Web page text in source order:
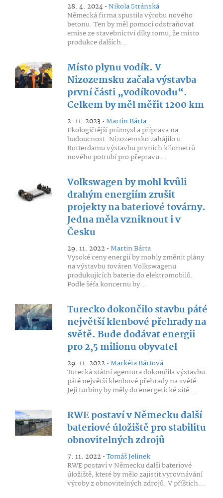
28. 4. 2024 •Nikola Stránská
Německá firma spustila výrobu nového
betonu. Ten by měl pomoci odstraňovat
emise ze stavebnictví díky tomu, že místo
produkce dalších...
Místo plynu vodík. V
Nizozemsku začala výstavba
první části „vodíkovodu“.
Celkem by měl měřit 1200 km
2. 11. 2023 •Martin Bárta
Ekologičtější průmysl a příprava na
budoucnost. Nizozemsko zahájilo u
Rotterdamu výstavbu prvních kilometrů
nového potrubí pro přepravu...
Volkswagen by mohl kvůli
drahým energiím zrušit
projekty na bateriové továrny.
Jedna měla vzniknout i v
Česku
29. 11. 2022 •Martin Bárta
Vysoké ceny energií by mohly změnit plány
na výstavbu továren Volkswagenu
produkujících baterie do elektromobilů.
Podle šéfa koncernu by...
Turecko dokončilo stavbu páté
největší klenbové přehrady na
světě. Bude dodávat energii
pro 2,5 milionu obyvatel
29. 11. 2022 •Markéta Bártová
Turecká státní agentura dokončila výstavbu
páté největší klenbové přehrady na světě.
Její turbíny by měly do energetické sítě...
RWE postaví v Německu další
bateriové úložiště pro stabilitu
obnovitelných zdrojů
7. 11. 2022 •Tomáš Jelínek
RWE postaví v Německu další bateriové
úložiště, které by mělo zajistit vyrovnávání
výroby z obnovitelných zdrojů. V příštích...